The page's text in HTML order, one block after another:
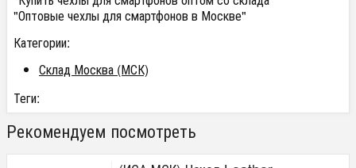
"Оптовые чехлы для смартфонов в Москве"
Категории:
Склад Москва (МСК)
Теги:
Рекомендуем посмотреть